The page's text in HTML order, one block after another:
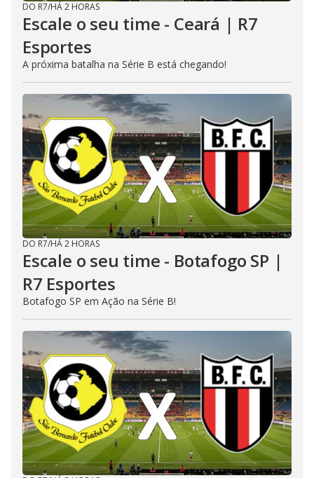
DO R7/HÁ 2 HORAS
Escale o seu time - Ceará | R7
Esportes
A próxima batalha na Série B está chegando!
DO R7/HÁ 2 HORAS
Escale o seu time - Botafogo SP |
R7 Esportes
Botafogo SP em Ação na Série B!